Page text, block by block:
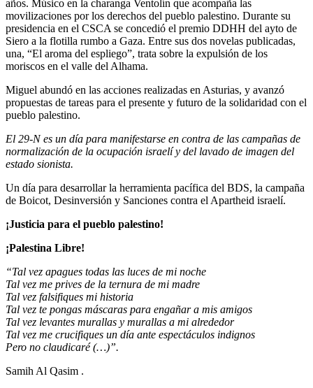
años. Músico en la charanga Ventolín que acompaña las
movilizaciones por los derechos del pueblo palestino. Durante su
presidencia en el CSCA se concedió el premio DDHH del ayto de
Siero a la flotilla rumbo a Gaza. Entre sus dos novelas publicadas,
una, “El aroma del espliego”, trata sobre la expulsión de los
moriscos en el valle del Alhama.
Miguel abundó en las acciones realizadas en Asturias, y avanzó
propuestas de tareas para el presente y futuro de la solidaridad con el
pueblo palestino.
El 29-N es un día para manifestarse en contra de las campañas de
normalización de la ocupación israelí y del lavado de imagen del
estado sionista.
Un día para desarrollar la herramienta pacífica del BDS, la campaña
de Boicot, Desinversión y Sanciones contra el Apartheid israelí.
¡Justicia para el pueblo palestino!
¡Palestina Libre!
“Tal vez apagues todas las luces de mi noche
Tal vez me prives de la ternura de mi madre
Tal vez falsifiques mi historia
Tal vez te pongas máscaras para engañar a mis amigos
Tal vez levantes murallas y murallas a mi alrededor
Tal vez me crucifiques un día ante espectáculos indignos
Pero no claudicaré (…)”.
Samih Al Qasim .